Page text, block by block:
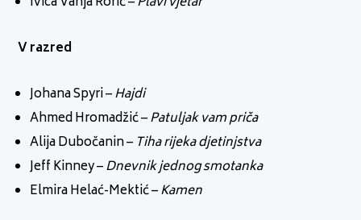
V razred
Johana Spyri –Hajdi
Ahmed Hromadžić –Patuljak vam priča
Alija Dubočanin – Tiha rijeka djetinjstva
Jeff Kinney –Dnevnik jednog smotanka
Elmira Helać-Mektić –Kamen